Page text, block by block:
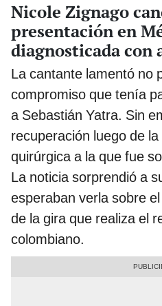
Nicole Zignago
presentación en
diagnosticada con
La cantante lamentó no
compromiso que tenía
a Sebastián Yatra. Sin
recuperación luego de
quirúrgica a la que fue
La noticia sorprendió a
esperaban verla sobre
de la gira que realiza el
colombiano.